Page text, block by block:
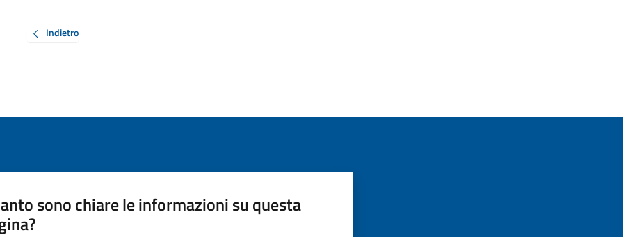
Indietro
sono chiare le informazioni su questa